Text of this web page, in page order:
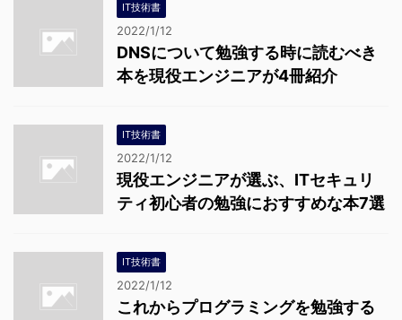
IT技術書
2022/1/12
DNSについて勉強する時に読むべき
本を現役エンジニアが4冊紹介
IT技術書
2022/1/12
現役エンジニアが選ぶ、ITセキュリ
ティ初心者の勉強におすすめな本7選
IT技術書
2022/1/12
これからプログラミングを勉強する